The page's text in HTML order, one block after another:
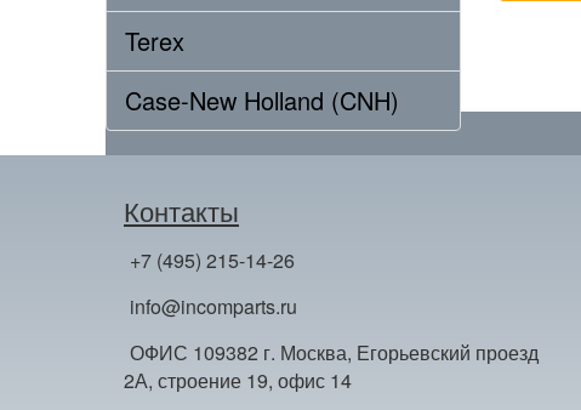
Terex
Case-New Holland (CNH)
Контакты
+7 (495) 215-14-26
info@incomparts.ru
ОФИС 109382 г. Москва, Егорьевский проезд
2А, строение 19, офис 14